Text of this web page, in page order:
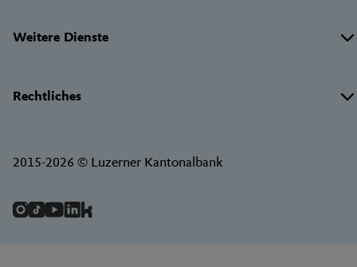
Weitere Dienste
Rechtliches
2015-2026 © Luzerner Kantonalbank